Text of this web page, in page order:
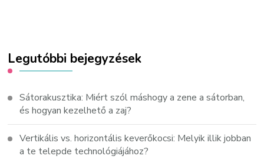
Legutóbbi bejegyzések
Sátorakusztika: Miért szól máshogy a zene a sátorban,
és hogyan kezelhető a zaj?
Vertikális vs. horizontális keverőkocsi: Melyik illik jobban
a te telepde technológiájához?